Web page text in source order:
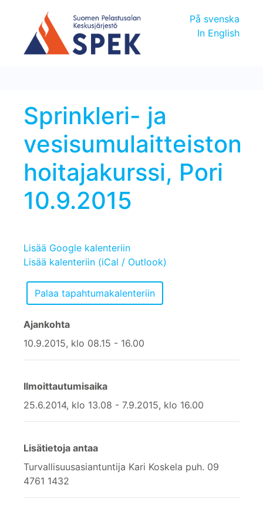
På svenska
In English
Sprinkleri- ja
vesisumulaitteiston
hoitajakurssi, Pori
10.9.2015
Lisää Google kalenteriin
Lisää kalenteriin (iCal / Outlook)
Ajankohta
10.9.2015, klo 08.15 - 16.00
Ilmoittautumisaika
25.6.2014, klo 13.08 - 7.9.2015, klo 16.00
Lisätietoja antaa
Turvallisuusasiantuntija Kari Koskela puh. 09
4761 1432